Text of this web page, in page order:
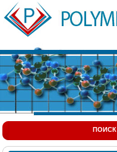
ПОИСК